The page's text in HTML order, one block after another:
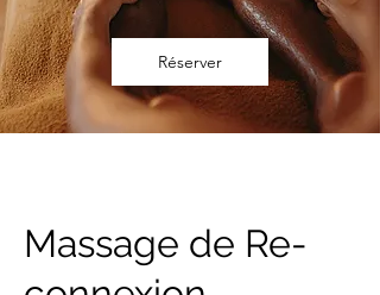
Réserver
Massage de Re-